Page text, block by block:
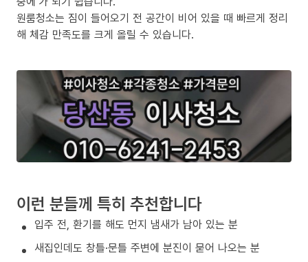
원룸청소는 짐이 들어오기 전 공간이 비어 있을 때 빠르게 정리
해 체감 만족도를 크게 올릴 수 있습니다.
이런 분들께 특히 추천합니다
입주 전, 환기를 해도 먼지 냄새가 남아 있는 분
새집인데도 창틀·문틀 주변에 분진이 묻어 나오는 분